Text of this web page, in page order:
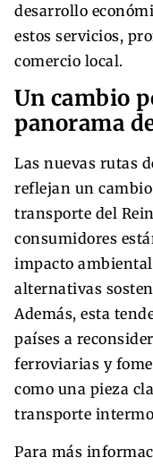
desarrollo
estos servicios,
comercio local.
Un cambio
panorama
Las nuevas rutas
reflejan un
transporte del
consumidores
impacto ambiental
alternativas
Además, esta
países a
ferroviarias y
como una pieza
transporte
Para más